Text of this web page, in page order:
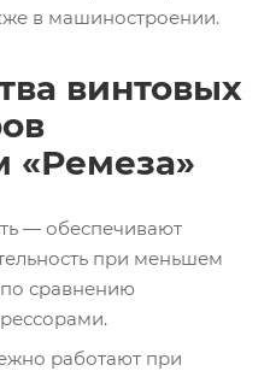
в машиностроении.
винтовых
«Ремеза»
— обеспечивают
при меньшем
сравнению
работают при